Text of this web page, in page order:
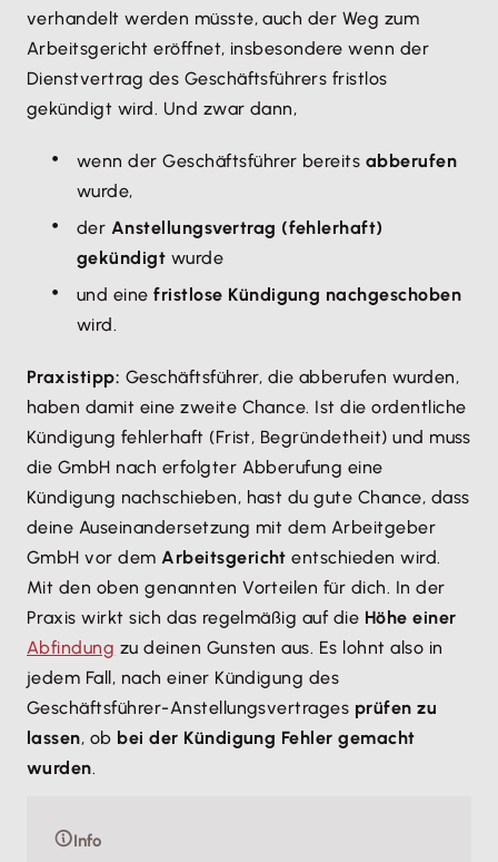
verhandelt werden müsste, auch der Weg zum
Arbeitsgericht eröffnet, insbesondere wenn der
Dienstvertrag des Geschäftsführers fristlos
gekündigt wird. Und zwar dann,
wenn der Geschäftsführer bereits abberufen
wurde,
der Anstellungsvertrag (fehlerhaft)
gekündigt wurde
und einefristlose Kündigung nachgeschoben
wird.
Praxistipp: Geschäftsführer, die abberufen wurden,
haben damit eine zweite Chance. Ist die ordentliche
Kündigung fehlerhaft (Frist, Begründetheit) und muss
die GmbH nach erfolgter Abberufung eine
Kündigung nachschieben, hast du gute Chance, dass
deine Auseinandersetzung mit dem Arbeitgeber
GmbH vor demArbeitsgericht entschieden wird.
Mit den oben genannten Vorteilen für dich. In der
Praxis wirkt sich das regelmäßig auf die Höhe einer
Abfindung zu deinen Gunsten aus. Es lohnt also in
jedem Fall, nach einer Kündigung des
Geschäftsführer-Anstellungsvertrages prüfen zu
lassen, ob bei der Kündigung Fehler gemacht
wurden.
Info